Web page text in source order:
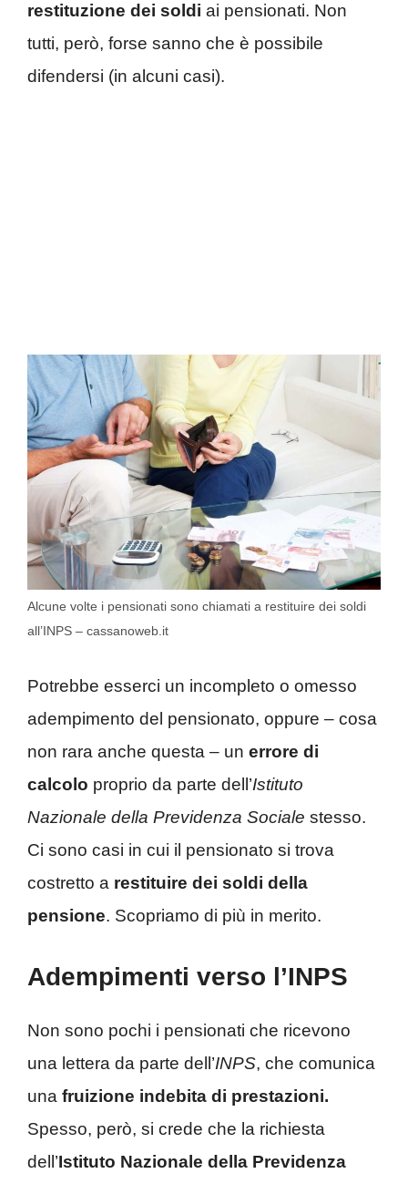
restituzione dei soldi ai pensionati. Non
tutti, però, forse sanno che è possibile
difendersi (in alcuni casi).
Alcune volte i pensionati sono chiamati a restituire dei soldi
all’INPS – cassanoweb.it
Potrebbe esserci un incompleto o omesso
adempimento del pensionato, oppure – cosa
non rara anche questa – un errore di
calcolo proprio da parte dell’Istituto
Nazionale della Previdenza Sociale stesso.
Ci sono casi in cui il pensionato si trova
costretto a restituire dei soldi della
pensione. Scopriamo di più in merito.
Adempimenti verso l’INPS
Non sono pochi i pensionati che ricevono
una lettera da parte dell’INPS, che comunica
una fruizione indebita di prestazioni.
Spesso, però, si crede che la richiesta
dell’Istituto Nazionale della Previdenza